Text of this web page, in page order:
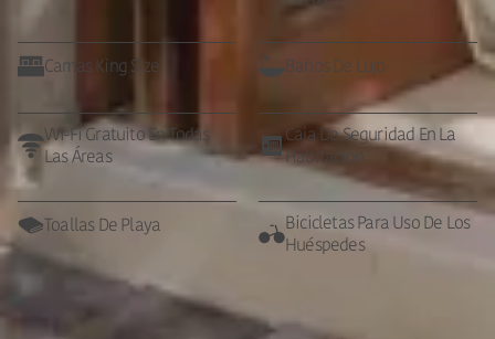
Camas King Size Baños De Lujo
Wi-Fi Gratuito En Todas
Las Áreas
Caja De Seguridad En La
Habitación
Toallas De Playa
Bicicletas Para Uso De Los
Huéspedes